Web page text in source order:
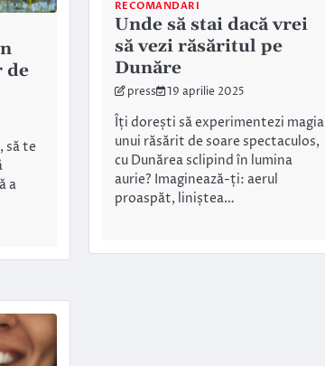
de
să te
a
RECOMANDARI
Unde să stai dacă vrei
să vezi răsăritul pe
Dunăre
press 19 aprilie 2025
Îți dorești să experimentezi magia
unui răsărit de soare spectaculos,
cu Dunărea sclipind în lumina
aurie? Imaginează-ți: aerul
proaspăt, liniștea…